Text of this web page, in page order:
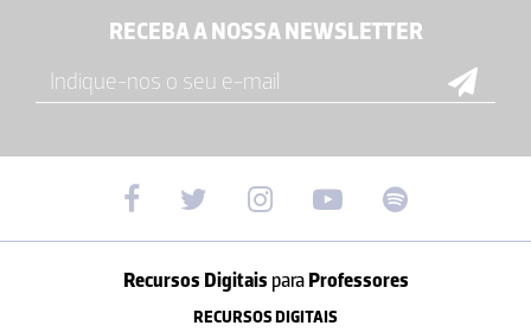
RECEBA A NOSSA NEWSLETTER
Recursos Digitais paraProfessores
RECURSOS DIGITAIS